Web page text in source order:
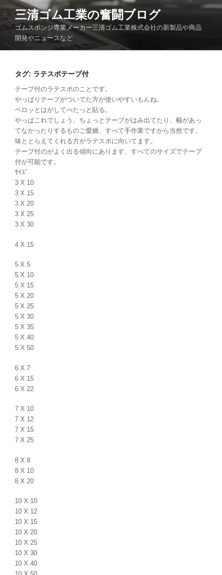
ン
テ
ツ
三清ゴム工業の奮闘ブログ
ゴムスポンジ専業メーカー三清ゴム工業株式会社の新製品や商品
開発やニュースなど
タグ: ラテスポテープ付
テープ付のラテスポのことです。
やっぱりテープがついてた方が使いやすいもんね。
ペロッとはがしてべたっと貼る。
やっぱこれでしょう、ちょっとテープがはみ出てたり、幅があっ
てなかったりするものご愛嬌、すべて手作業ですから当然です、
味ととらえてくれる方がラテスポに向いてます。
テープ付のがよく出る傾向にあります、すべてのサイズでテープ
付が可能です。
ｻｲｽﾞ
3 X 10
3 X 15
3 X 20
3 X 25
3 X 30
4 X 15
5 X 5
5 X 10
5 X 15
5 X 20
5 X 25
5 X 30
5 X 35
5 X 40
5 X 50
6 X 7
6 X 15
6 X 22
7 X 10
7 X 12
7 X 15
7 X 25
8 X 8
8 X 10
8 X 20
10 X 10
10 X 12
10 X 15
10 X 20
10 X 25
10 X 30
10 X 40